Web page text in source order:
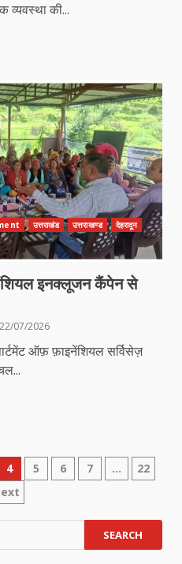
व्यवस्था की...
उत्तराखंड उत्तराखण्ड
देहरादून
इनक्लूजन कैंपेन से
22/07/2026
ऑफ़ फ़ाइनेंशियल सर्विसेज़
4 5 6 7 …
22